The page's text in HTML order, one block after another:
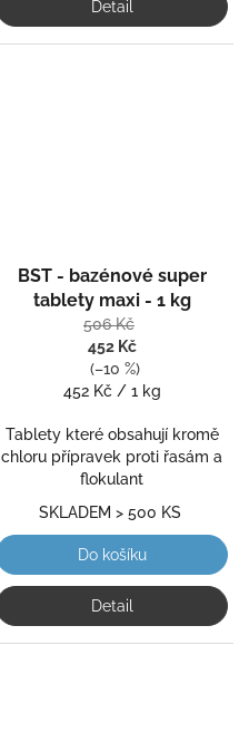
Detail
hodnocení
produktu
je
5,0
z
5
BST - bazénové super
tablety maxi - 1 kg
506 Kč
452 Kč
(–10 %)
Měrná
452 Kč / 1 kg
Tablety které obsahují kromě
chloru přípravek proti řasám a
flokulant
SKLADEM > 500 KS
Do košíku
Detail